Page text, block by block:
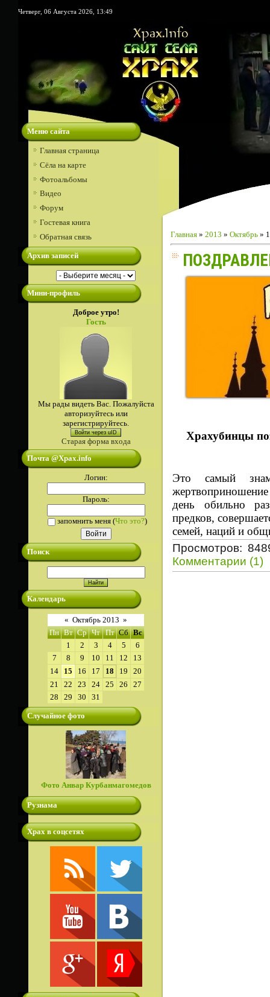
Четверг, 06 Августа 2026, 13:49
Меню сайта
Главная страница
Сёла на карте
Фотоальбомы
Видео
Форум
Гостевая книга
Обратная связь
Архив записей
Мини-профиль
Доброе утро!
Гость
Мы рады видеть Вас. Пожалуйста
авторизуйтесь или
зарегистрируйтесь.
Войти через uID
Старая форма входа
Почта @Xpax.info
Логин:
Пароль:
запомнить меня(Что это?)
Поиск
Календарь
« Октябрь 2013 »
Пн Вт Ср Чт Пт Сб Вс
1
2 3 4 5
6
7
8 9 10 11 12
13
14
15 16 17 18 19
20
21
22 23 24 25 26
27
28
29 30 31
Случайное фото
Фото Анвар Курбанмагомедов
Рузнама
Храх в соцсетях
Главная » 2013 » Октябрь »
Храхубинцы
Это самый
день обильно
предков,
семей, наций и
Просмотров:
Комментарии (1)